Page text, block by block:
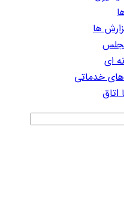
ها
ای
خدماتی
اتاق